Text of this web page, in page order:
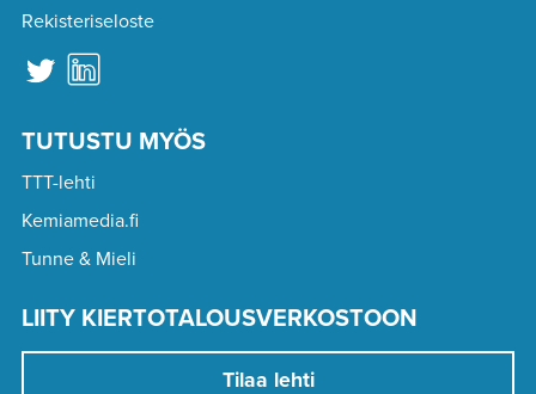
Rekisteriseloste
TUTUSTU MYÖS
TTT-lehti
Kemiamedia.fi
Tunne & Mieli
LIITY KIERTOTALOUSVERKOSTOON
Tilaa lehti